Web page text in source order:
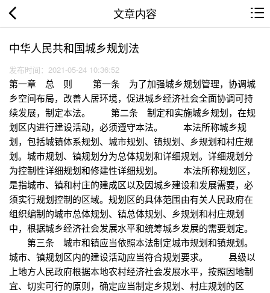
文章内容
中华人民共和国城乡规划法
发布时间：2021-05-24 10:36:52
第一章 总 则 第一条 为了加强城乡规划管理，协调城
乡空间布局，改善人居环境，促进城乡经济社会全面协调可持
续发展，制定本法。 第二条 制定和实施城乡规划，在规
划区内进行建设活动，必须遵守本法。 本法所称城乡规
划，包括城镇体系规划、城市规划、镇规划、乡规划和村庄规
划。城市规划、镇规划分为总体规划和详细规划。详细规划分
为控制性详细规划和修建性详细规划。 本法所称规划区，
是指城市、镇和村庄的建成区以及因城乡建设和发展需要，必
须实行规划控制的区域。规划区的具体范围由有关人民政府在
组织编制的城市总体规划、镇总体规划、乡规划和村庄规划
中，根据城乡经济社会发展水平和统筹城乡发展的需要划定。
第三条 城市和镇应当依照本法制定城市规划和镇规划。
城市、镇规划区内的建设活动应当符合规划要求。 县级以
上地方人民政府根据本地农村经济社会发展水平，按照因地制
宜、切实可行的原则，确定应当制定乡规划、村庄规划的区